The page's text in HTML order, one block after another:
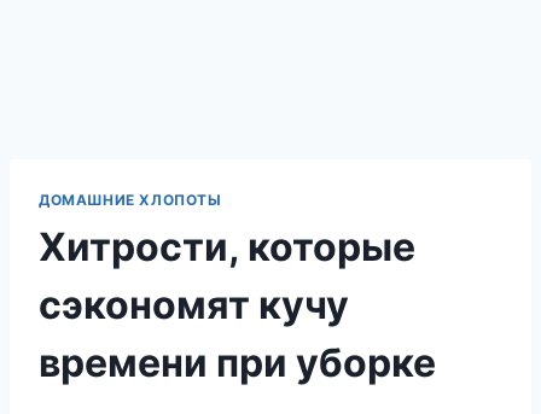
ДОМАШНИЕ ХЛОПОТЫ
Хитрости, которые
сэкономят кучу
времени при уборке